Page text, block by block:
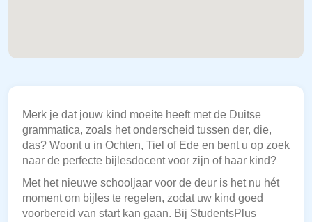
Merk je dat jouw kind moeite heeft met de Duitse
grammatica, zoals het onderscheid tussen der, die,
das? Woont u in Ochten, Tiel of Ede en bent u op zoek
naar de perfecte bijlesdocent voor zijn of haar kind?
Met het nieuwe schooljaar voor de deur is het nu hét
moment om bijles te regelen, zodat uw kind goed
voorbereid van start kan gaan. Bij StudentsPlus